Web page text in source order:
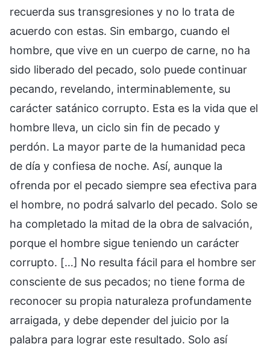
recuerda sus transgresiones y no lo trata de
acuerdo con estas. Sin embargo, cuando el
hombre, que vive en un cuerpo de carne, no ha
sido liberado del pecado, solo puede continuar
pecando, revelando, interminablemente, su
carácter satánico corrupto. Esta es la vida que el
hombre lleva, un ciclo sin fin de pecado y
perdón. La mayor parte de la humanidad peca
de día y confiesa de noche. Así, aunque la
ofrenda por el pecado siempre sea efectiva para
el hombre, no podrá salvarlo del pecado. Solo se
ha completado la mitad de la obra de salvación,
porque el hombre sigue teniendo un carácter
corrupto. […] No resulta fácil para el hombre ser
consciente de sus pecados; no tiene forma de
reconocer su propia naturaleza profundamente
arraigada, y debe depender del juicio por la
palabra para lograr este resultado. Solo así